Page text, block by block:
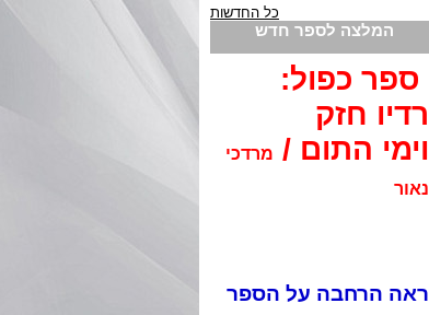
כל החדשות
המלצה לספר חדש
ספר כפול:
רדיו חזק
וימי התום / מרדכי
נאור
ראה הרחבה על הספר